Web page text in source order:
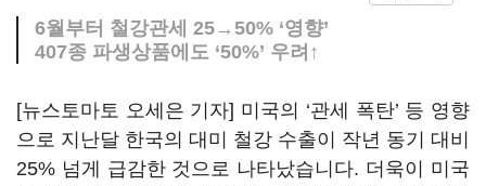
6월부터 철강관세 25→50% ‘영향’
407종 파생상품에도 ‘50%’ 우려↑
[뉴스토마토 오세은 기자] 미국의 ‘관세 폭탄’ 등 영향
으로 지난달 한국의 대미 철강 수출이 작년 동기 대비
25% 넘게 급감한 것으로 나타났습니다. 더욱이 미국